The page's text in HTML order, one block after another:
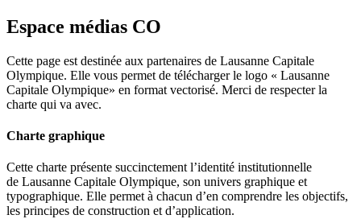
Espace médias CO
Cette page est destinée aux partenaires de Lausanne Capitale
Olympique. Elle vous permet de télécharger le logo « Lausanne
Capitale Olympique» en format vectorisé. Merci de respecter la
charte qui va avec.
Charte graphique
Cette charte présente succinctement l’identité institutionnelle
de Lausanne Capitale Olympique, son univers graphique et
typographique. Elle permet à chacun d’en comprendre les objectifs,
les principes de construction et d’application.